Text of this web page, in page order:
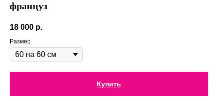
француз
18 000 р.
Размер
Купить